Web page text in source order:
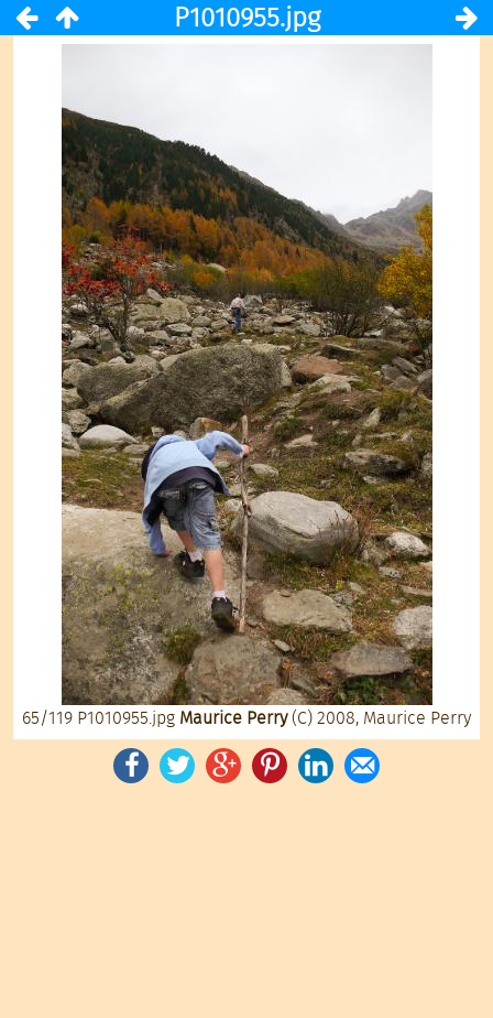
P1010955.jpg
65/119 P1010955.jpg Maurice Perry(C) 2008, Maurice Perry